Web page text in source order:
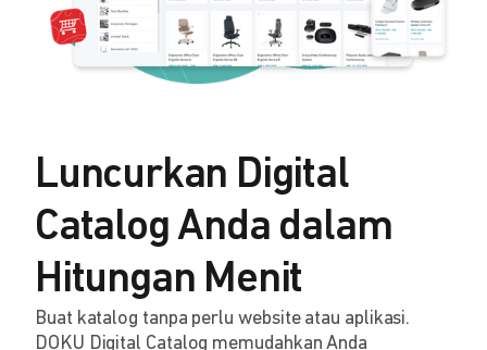
Luncurkan Digital
Catalog Anda dalam
Hitungan Menit
Buat katalog tanpa perlu website atau aplikasi.
DOKU Digital Catalog memudahkan Anda